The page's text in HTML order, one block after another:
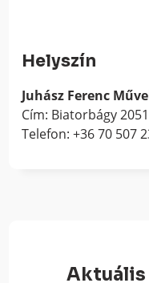
Helyszín
Juhász Ferenc
Cím: Biatorbágy
Telefon: +36 70 507
Aktuális